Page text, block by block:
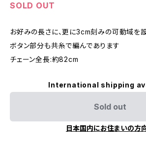
SOLD OUT
お好みの長さに、更に3cm刻みの可動域を
ボタン部分も共糸で編んであります
チェーン全長:約82cm
International shipping
Sold out
日本国内にお住まいの方